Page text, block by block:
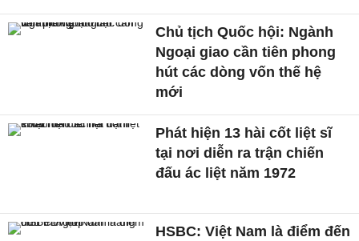
Chủ tịch Quốc hội: Ngành
Ngoại giao cần tiên phong
hút các dòng vốn thế hệ
mới
Phát hiện 13 hài cốt liệt sĩ
tại nơi diễn ra trận chiến
đấu ác liệt năm 1972
HSBC: Việt Nam là điểm đến